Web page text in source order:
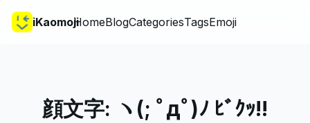
iKaomojiHomeBlogCategoriesTagsEmoji
顔文字: ヽ(; ﾟдﾟ)ﾉ ﾋﾞｸｯ!!